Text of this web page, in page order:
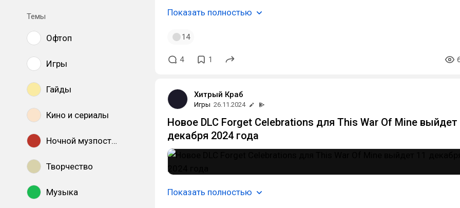
Темы
Офтоп
Игры
Гайды
Кино и сериалы
Ночной музпостинг
Творчество
Музыка
Показать полностью
14
4 1
Хитрый Краб
Игры 26.11.2024
Новое DLC Forget Celebrations для This War Of Mine выйдет
декабря 2024 года
Показать полностью